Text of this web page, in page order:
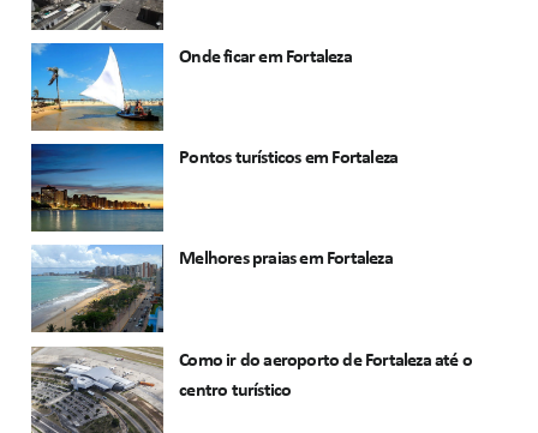
Onde ficar em Fortaleza
Pontos turísticos em Fortaleza
Melhores praias em Fortaleza
Como ir do aeroporto de Fortaleza até o
centro turístico